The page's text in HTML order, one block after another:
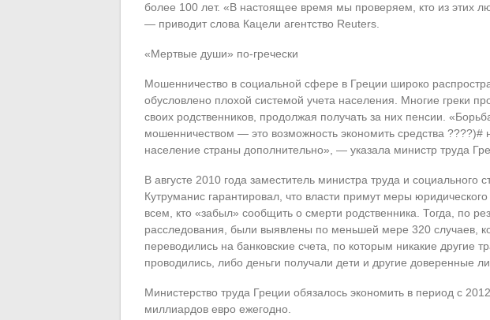
более 100 лет. «В настоящее время мы проверяем, кто из этих
— приводит слова Кацели агентство Reuters.
«Мертвые души» по-гречески
Мошенничество в социальной сфере в Греции широко
обусловлено плохой системой учета населения. Многие греки
своих родственников, продолжая получать за них пенсии.
мошенничеством — это возможность экономить средства ????)#
население страны дополнительно», — указала министр труда
В августе 2010 года заместитель министра труда и социального
Кутруманис гарантировал, что власти примут меры
всем, кто «забыл» сообщить о смерти родственника. Тогда, по
расследования, были выявлены по меньшей мере 320 случаев,
переводились на банковские счета, по которым никакие другие
проводились, либо деньги получали дети и другие доверенные
Министерство труда Греции обязалось экономить в период с
миллиардов евро ежегодно.